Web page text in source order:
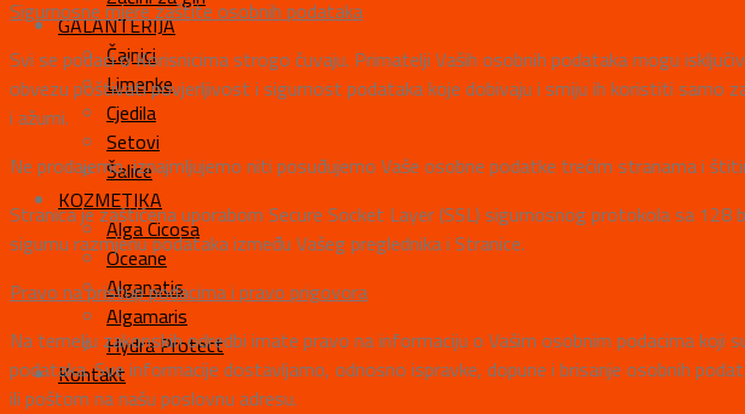
GALANTERIJA
Čajnici
Limenke
Cjedila
Setovi
Šalice
KOZMETIKA
Alga Cicosa
Oceane
Alganatis
Algamaris
Hydra Protect
Kontakt
Sigurnosne mjere zaštite osobnih podataka
Svi se podaci o Korisnicima strogo čuvaju. Primatelji Vaših osobnih podataka mogu
obvezu poštivati povjerljivost i sigurnost podataka koje dobivaju i smiju ih koristiti samo
i ažurni.
Ne prodajemo, iznajmljujemo niti posuđujemo Vaše osobne podatke trećim stranama i
Stranica je zaštićena uporabom Secure Socket Layer (SSL) sigurnosnog protokola sa
sigurnu razmjenu podataka između Vašeg preglednika i Stranice.
Pravo na pristup podacima i pravo prigovora
Na temelju zakonskih odredbi imate pravo na informaciju o Vašim osobnim podacima
podataka. Sve informacije dostavljamo, odnosno ispravke, dopune i brisanje osobnih
ili poštom na našu poslovnu adresu.